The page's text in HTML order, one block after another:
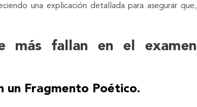
una explicación detallada para asegurar que,
más fallan en el examen
un Fragmento Poético.